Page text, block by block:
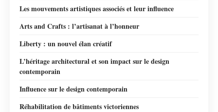
Les mouvements artistiques associés et leur influence
Arts and Crafts : l’artisanat à l’honneur
Liberty : un nouvel élan créatif
L’héritage architectural et son impact sur le design
contemporain
Influence sur le design contemporain
Réhabilitation de bâtiments victoriennes